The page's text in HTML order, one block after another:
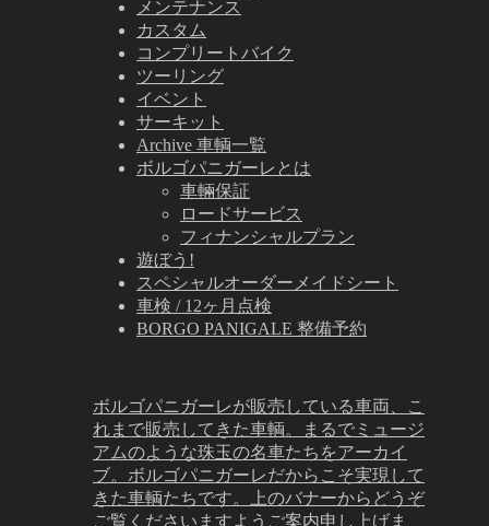
メンテナンス
カスタム
コンプリートバイク
ツーリング
イベント
サーキット
Archive 車輌一覧
ボルゴパニガーレとは
車輛保証
ロードサービス
フィナンシャルプラン
遊ぼう!
スペシャルオーダーメイドシート
車検 / 12ヶ月点検
BORGO PANIGALE 整備予約
ボルゴパニガーレが販売している車両、こ
れまで販売してきた車輌。まるでミュージ
アムのような珠玉の名車たちをアーカイ
ブ。ボルゴパニガーレだからこそ実現して
きた車輌たちです。上のバナーからどうぞ
ご覧くださいますようご案内申し上げま